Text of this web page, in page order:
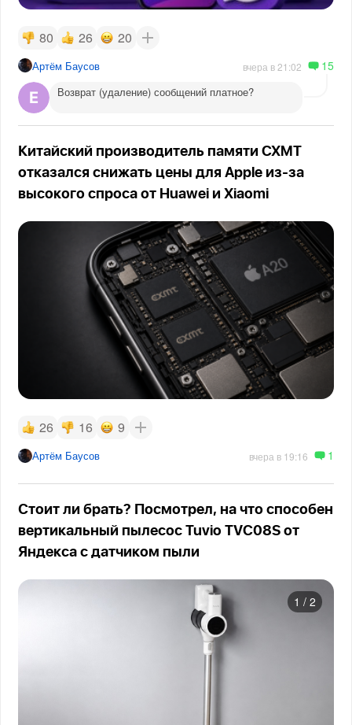
80 26 20
Артём Баусов вчера в 21:02 15
Возврат (удаление) сообщений платное?
Китайский производитель памяти CXMT
отказался снижать цены для Apple из-за
высокого спроса от Huawei и Xiaomi
26 16 9
Артём Баусов вчера в 19:16 1
Стоит ли брать? Посмотрел, на что способен
вертикальный пылесос Tuvio TVC08S от
Яндекса с датчиком пыли
1 / 2